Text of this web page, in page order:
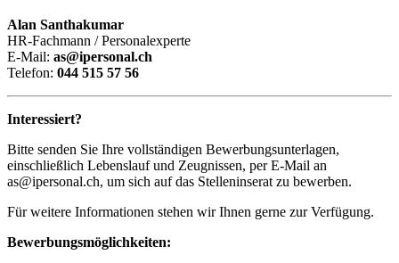
Alan Santhakumar
HR-Fachmann / Personalexperte
E-Mail: as@ipersonal.ch
Telefon: 044 515 57 56
Interessiert?
Bitte senden Sie Ihre vollständigen Bewerbungsunterlagen,
einschließlich Lebenslauf und Zeugnissen, per E-Mail an
as@ipersonal.ch, um sich auf das Stelleninserat zu bewerben.
Für weitere Informationen stehen wir Ihnen gerne zur Verfügung.
Bewerbungsmöglichkeiten: